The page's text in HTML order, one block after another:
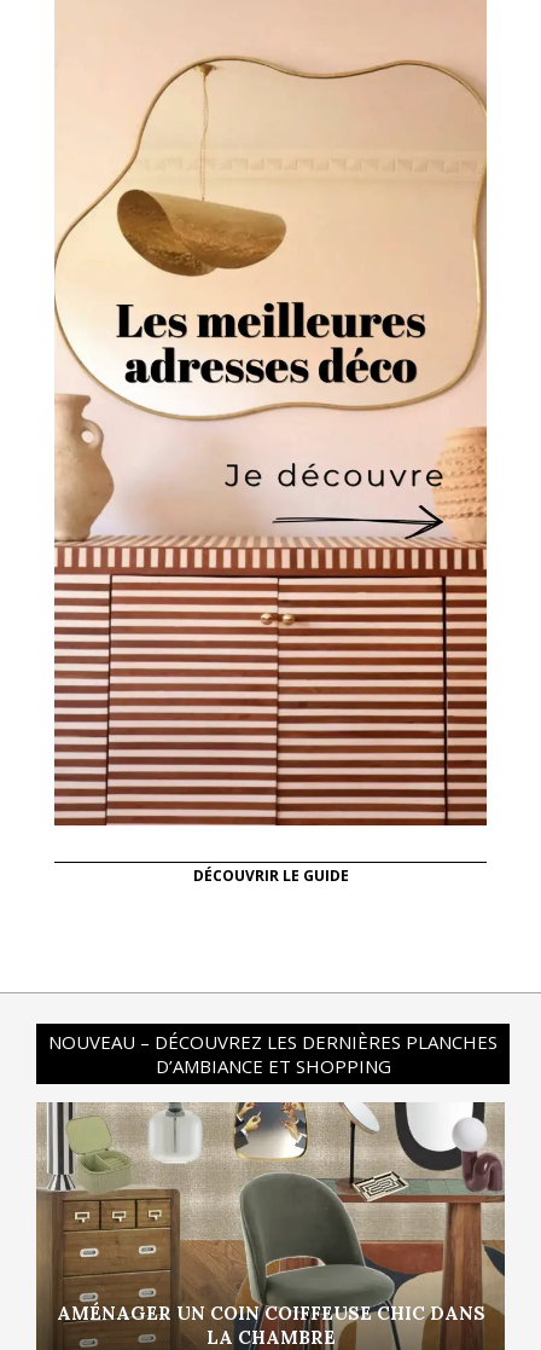
DÉCOUVRIR LE GUIDE
NOUVEAU – DÉCOUVREZ LES DERNIÈRES PLANCHES
D’AMBIANCE ET SHOPPING
AMÉNAGER UN COIN COIFFEUSE CHIC DANS
LA CHAMBRE